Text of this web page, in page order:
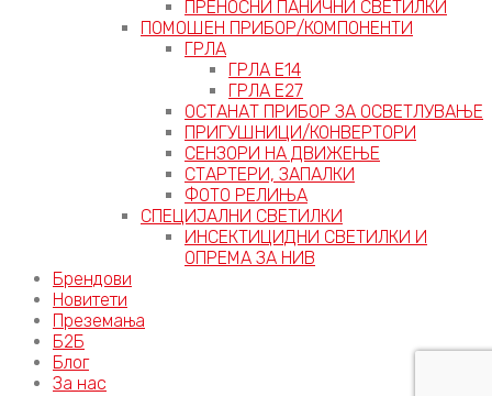
ПРЕНОСНИ ПАНИЧНИ СВЕТИЛКИ
ПОМОШЕН ПРИБОР/КОМПОНЕНТИ
ГРЛА
ГРЛА Е14
ГРЛА Е27
ОСТАНАТ ПРИБОР ЗА ОСВЕТЛУВАЊЕ
ПРИГУШНИЦИ/КОНВЕРТОРИ
СЕНЗОРИ НА ДВИЖЕЊЕ
СТАРТЕРИ, ЗАПАЛКИ
ФОТО РЕЛИЊА
СПЕЦИЈАЛНИ СВЕТИЛКИ
ИНСЕКТИЦИДНИ СВЕТИЛКИ И
ОПРЕМА ЗА НИВ
Брендови
Новитети
Преземања
Б2Б
Блог
За нас